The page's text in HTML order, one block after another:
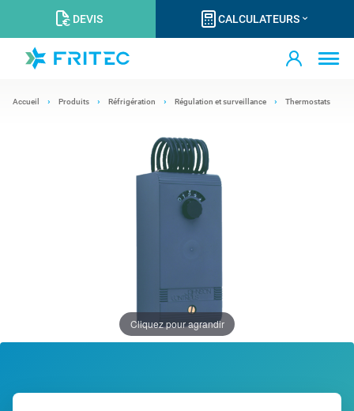
DEVIS CALCULATEURS
Accueil Produits Réfrigération Régulation et surveillance Thermostats
Cliquez pour agrandir